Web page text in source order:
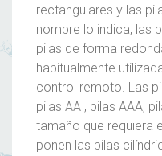
rectangulares y las
nombre lo indica, las
pilas de forma
habitualmente
control remoto. Las
pilas AA , pilas AAA,
tamaño que requiera
ponen las pilas